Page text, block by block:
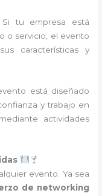
tu empresa está
o servicio, el evento
características y
está diseñado
y trabajo en
actividades
evento. Ya sea
de networking